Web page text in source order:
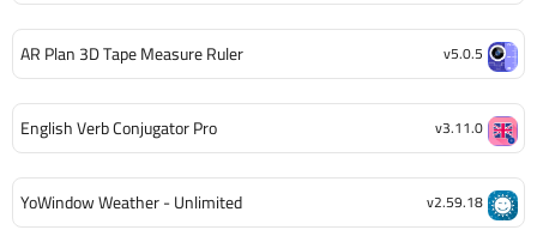
AR Plan 3D Tape Measure Ruler v5.0.5
English Verb Conjugator Pro v3.11.0
YoWindow Weather - Unlimited v2.59.18